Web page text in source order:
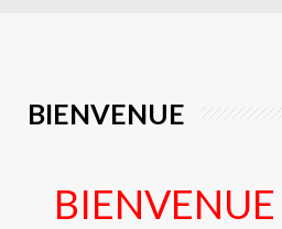
BIENVENUE
BIENVENUE